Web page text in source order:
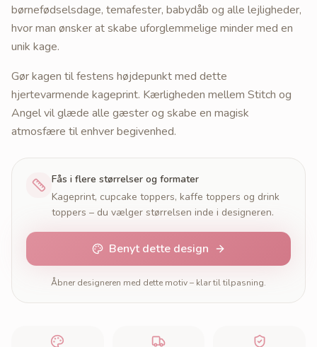
børnefødselsdage, temafester, babydåb og alle lejligheder,
hvor man ønsker at skabe uforglemmelige minder med en
unik kage.
Gør kagen til festens højdepunkt med dette
hjertevarmende kageprint. Kærligheden mellem Stitch og
Angel vil glæde alle gæster og skabe en magisk
atmosfære til enhver begivenhed.
Fås i flere størrelser og formater
Kageprint, cupcake toppers, kaffe toppers og drink
toppers – du vælger størrelsen inde i designeren.
Benyt dette design
Åbner designeren med dette motiv – klar til tilpasning.